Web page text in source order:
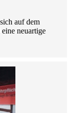
auf dem
neuartige